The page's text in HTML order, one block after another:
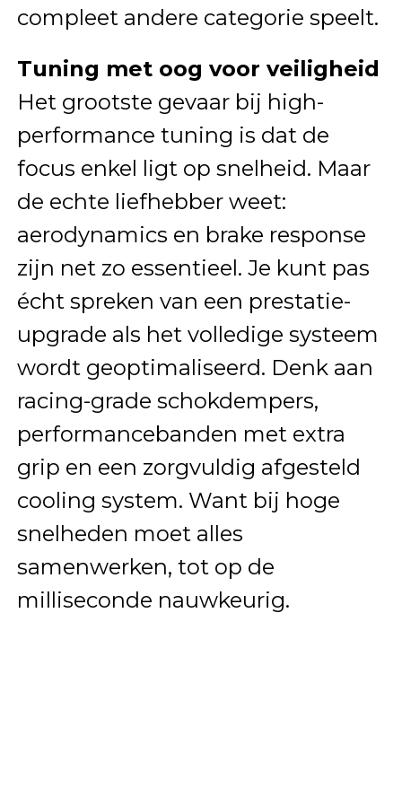
compleet andere categorie speelt.
Tuning met oog voor veiligheid
Het grootste gevaar bij high-
performance tuning is dat de
focus enkel ligt op snelheid. Maar
de echte liefhebber weet:
aerodynamics en brake response
zijn net zo essentieel. Je kunt pas
écht spreken van een prestatie-
upgrade als het volledige systeem
wordt geoptimaliseerd. Denk aan
racing-grade schokdempers,
performancebanden met extra
grip en een zorgvuldig afgesteld
cooling system. Want bij hoge
snelheden moet alles
samenwerken, tot op de
milliseconde nauwkeurig.